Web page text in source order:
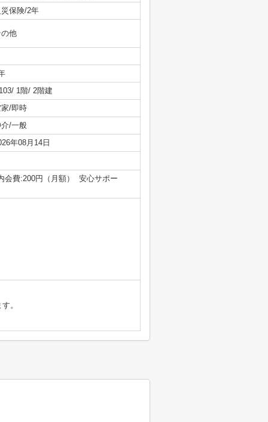
保険/2年
他
1階/ 2階建
/即時
/一般
年08月14日
会費:200円（月額） 安心サポー
。